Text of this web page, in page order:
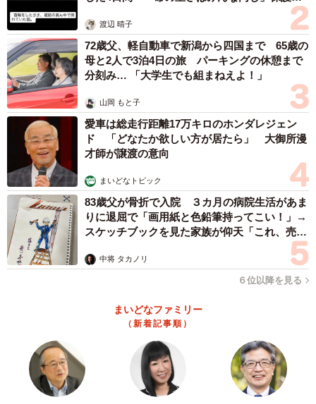
渡辺 晴子
72歳父、軽自動車で新潟から四国まで 65歳の
母と2人で3泊4日の旅 パーキングの休憩まで
分刻み… 「大学生でも組まねえよ！」
山岡 もと子
愛車は総走行距離17万キロのホンダレジェン
ド 「どなたか欲しい方が居たら」 大御所漫
才師が譲渡の意向
まいどなトピック
83歳父が骨折で入院 ３カ月の病院生活があま
りに退屈で「画用紙と色鉛筆持ってこい！」→
スケッチブックを見た家族が仰天「これ、売れ
中将 タカノリ
６位以降を見る
まいどなファミリー
（新着記事順）